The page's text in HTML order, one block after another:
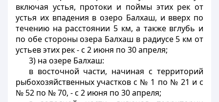
включая устья, протоки и поймы этих рек от
устья их впадения в озеро Балхаш, и вверх по
течению на расстоянии 5 км, а также вглубь и
по обе стороны озера Балхаш в радиусе 5 км от
устьев этих рек - с 2 июня по 30 апреля;
3) на озере Балхаш:
в восточной части, начиная с территорий
рыбохозяйственных участков с № 1 по № 21 и с
№ 52 по № 70, - с 2 июня по 30 апреля;